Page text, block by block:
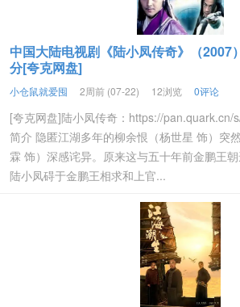
中国大陆电视剧《陆小凤传奇》（2007
分[夸克网盘]
小仓鼠就爱囤 2周前 (07-22) 12浏览 0评论
[夸克网盘]陆小凤传奇：https://pan.quark.cn/
简介 隐匿江湖多年的柳余恨（杨世星 饰）突
霖 饰）深感诧异。原来这与五十年前金鹏王朝
陆小凤碍于金鹏王相求和上官...